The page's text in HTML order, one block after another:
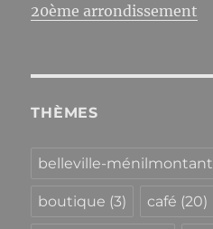
20ème arrondissement
THÈMES
belleville-ménilmontant
boutique (3) café (20)